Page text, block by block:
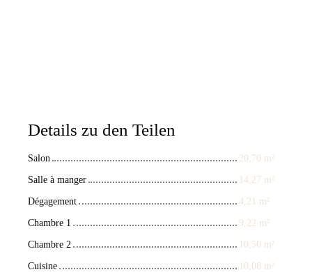
Details zu den Teilen
Salon
20,70 m²
Salle à manger
14,27 m²
Dégagement
4,21 m²
Chambre 1
9,22 m²
Chambre 2
10,50 m²
Cuisine
10,08 m²